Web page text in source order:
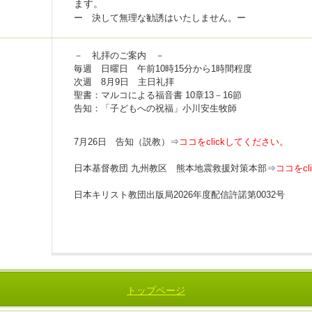
ます。
ー 決して無理な勧誘はいたしません。ー
－ 礼拝のご案内 －
毎週 日曜日 午前10時15分から1時間程度
次週 8月9日 主日礼拝
聖書：マルコによる福音書 10章13－16節
告知：「子どもへの祝福」小川安生牧師
7月26日 告知（説教）⇒ ココをclickしてください。
日本基督教団 九州教区 熊本地震救援対策本部⇒ ココを
日本キリスト教団出版局2026年度配信許諾第0032号
トップページ